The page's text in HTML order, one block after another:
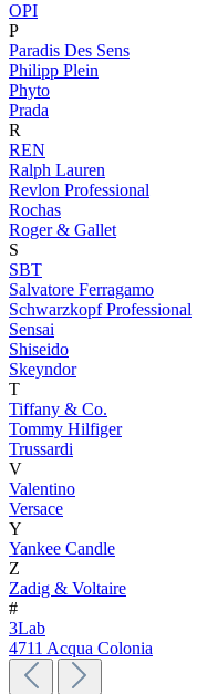
OPI
P
Paradis Des Sens
Philipp Plein
Phyto
Prada
R
REN
Ralph Lauren
Revlon Professional
Rochas
Roger & Gallet
S
SBT
Salvatore Ferragamo
Schwarzkopf Professional
Sensai
Shiseido
Skeyndor
T
Tiffany & Co.
Tommy Hilfiger
Trussardi
V
Valentino
Versace
Y
Yankee Candle
Z
Zadig & Voltaire
#
3Lab
4711 Acqua Colonia